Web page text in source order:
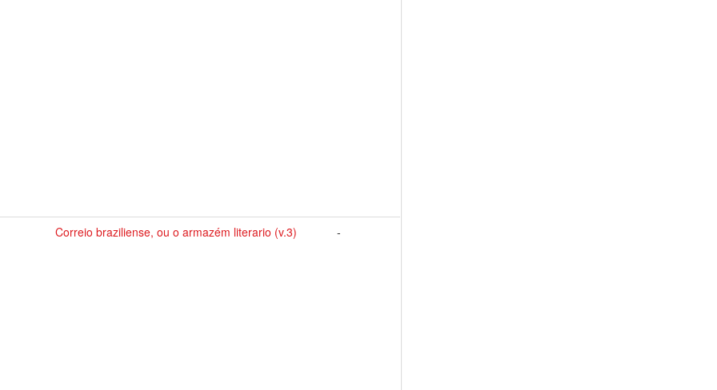
Correio braziliense, ou o armazém literario (v.3) -